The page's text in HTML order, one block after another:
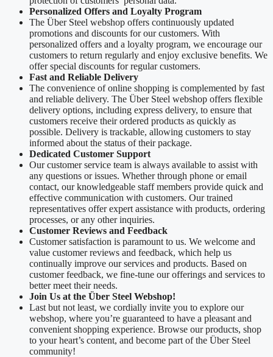
Personalized Offers and Loyalty Program
The Über Steel webshop offers continuously updated
promotions and discounts for our customers. With
personalized offers and a loyalty program, we encourage our
customers to return regularly and enjoy exclusive benefits. We
offer special discounts for regular customers.
Fast and Reliable Delivery
The convenience of online shopping is complemented by fast
and reliable delivery. The Über Steel webshop offers flexible
delivery options, including express delivery, to ensure that
customers receive their ordered products as quickly as
possible. Delivery is trackable, allowing customers to stay
informed about the status of their package.
Dedicated Customer Support
Our customer service team is always available to assist with
any questions or issues. Whether through phone or email
contact, our knowledgeable staff members provide quick and
effective communication with customers. Our trained
representatives offer expert assistance with products, ordering
processes, or any other inquiries.
Customer Reviews and Feedback
Customer satisfaction is paramount to us. We welcome and
value customer reviews and feedback, which help us
continually improve our services and products. Based on
customer feedback, we fine-tune our offerings and services to
better meet their needs.
Join Us at the Über Steel Webshop!
Last but not least, we cordially invite you to explore our
webshop, where you’re guaranteed to have a pleasant and
convenient shopping experience. Browse our products, shop
to your heart’s content, and become part of the Über Steel
community!